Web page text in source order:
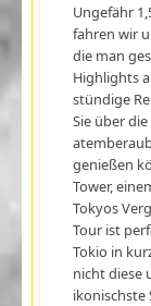
Ungefähr
fahren wir
die man
Highlights
stündige
Sie über
genießen
Tower,
Tokyos
Tour ist
Tokio in
nicht diese
ikonischste